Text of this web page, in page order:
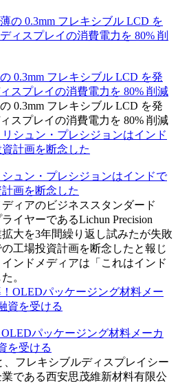
0.3mm フレキシブル LCD を発
スプレイの消費電力を 80% 削減
0.3mm フレキシブル LCD を発
スプレイの消費電力を 80% 削減
ュン・プレシジョンはインドで
画を断念した
ィアのビジネススタンダード
イヤーであるLichun Precision
大を3年間繰り返し試みたが失敗
工場投資計画を断念したと報じ
ンドメディアは「これはインド
。
パッケージング材料メーカ
を受ける
、フレキシブルディスプレイシー
である西安思茂維新材料有限公